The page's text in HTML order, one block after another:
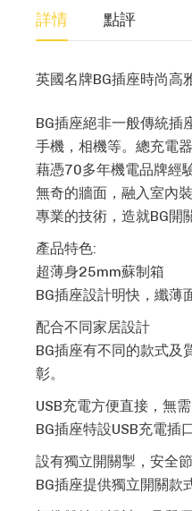
詳情 點評
英國名牌BG插座時尚高
BG插座絕非一般傳統插
手機，相機等。總充電
藉憑70多年機電品牌經
無奇的牆面，融入室內
專業的技術，造就BG開
產品特色:
超薄身25mm蘇制箱
BG插座設計明快，纖薄
配合不同家居設計
BG插座有不同的款式及
彰。
USB充電方便直接，無
BG插座特設USB充電插
設有獨立開關掣，安全
BG插座提供獨立開關款